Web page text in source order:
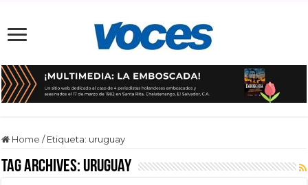
Home / Etiqueta: uruguay
Tag Archives: uruguay